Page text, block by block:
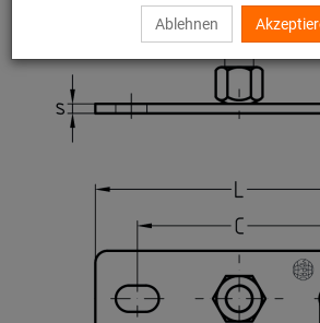
Ablehnen